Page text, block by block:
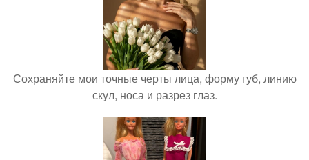
Сохраняйте мои точные черты лица, форму губ, линию
скул, носа и разрез глаз.